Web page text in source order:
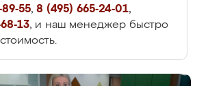
55, 8 (495) 665-24-01,
13, и наш менеджер быстро